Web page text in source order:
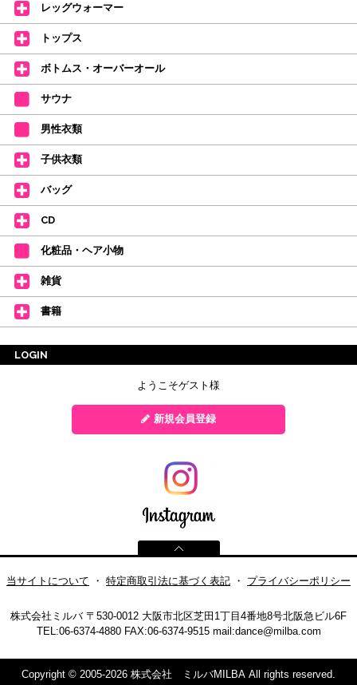
皆さまのダンスライフをサポートできるようなさまざまな商品をご紹介して
おります。
【新商品はこちらから】 ←ここをクリック♪
レッグウォーマー
トップス
ボトムス・オーバーオール
サウナ
男性衣類
子供衣類
バッグ
CD
化粧品・ヘア小物
雑貨
書籍
LOGIN
ようこそゲスト様
新規会員登録
当サイトについて ・ 特定商取引法に基づく表記 ・ プライバシーポリシー
株式会社ミルバ 〒530-0012 大阪市北区芝田1丁目4番地8号北阪急ビル6F
TEL:06-6374-4880FAX:06-6374-9515mail:dance@milba.com
Copyright © 2005-2026 株式会社 ミルバMILBA All rights reserved.